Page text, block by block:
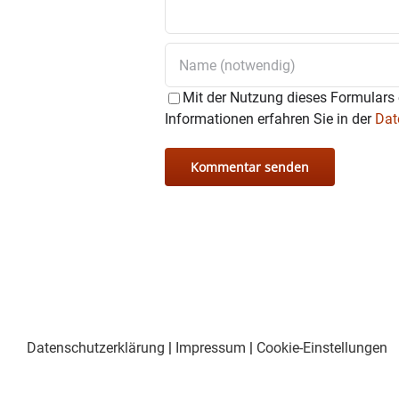
Mit der Nutzung dieses
Informationen erfahren Sie in der
Datenschutzerklärung | Impressum | Cookie-Einstellungen